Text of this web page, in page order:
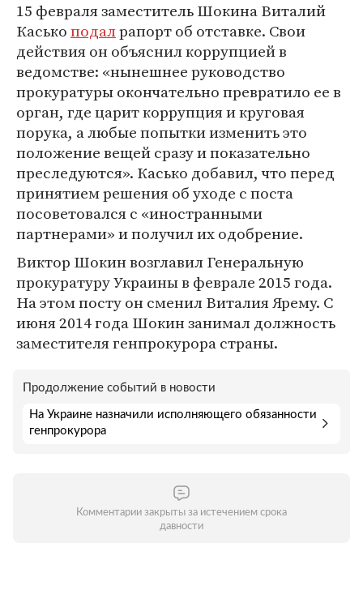
15 февраля заместитель Шокина Виталий
Каськоподалрапорт об отставке. Свои
действия он объяснил коррупцией в
ведомстве: «нынешнее руководство
прокуратуры окончательно превратило ее в
орган, где царит коррупция и круговая
порука, а любые попытки изменить это
положение вещей сразу и показательно
преследуются». Касько добавил, что перед
принятием решения об уходе с поста
посоветовался с «иностранными
партнерами» и получил их одобрение.
Виктор Шокин возглавил Генеральную
прокуратуру Украины в феврале 2015 года.
На этом посту он сменил Виталия Ярему. С
июня 2014 года Шокин занимал должность
заместителя генпрокурора страны.
Продолжение событий в новости
На Украине назначили исполняющего обязанности
генпрокурора
Комментарии закрыты за истечением срока
давности